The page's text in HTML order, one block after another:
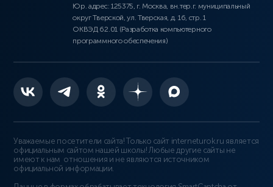
Юр. адрес: 125375, г. Москва, вн.тер.г. муниципальный
округ Тверской, ул. Тверская, д. 16, стр. 1
ОКВЭД 62.01 (Разработка компьютерного
программного обеспечения)
Уважаемые посетители сайта! Только сайт interneturok.ru является
официальным сайтом нашей школы! Любые другие сайты не
имеют к нам отношения и не являются источником
официальной информации.